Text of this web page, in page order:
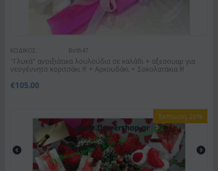
ΚΩΔΙΚΟΣ: Birth47
"Γλυκά" ανοιξιάτικα λουλούδια σε καλάθι + αξεσουαρ για
νεογέννητο κοριτσάκι !!! + Αρκουδάκι + Σοκολατάκια !!!
€105.00
Έκπτωση 26%